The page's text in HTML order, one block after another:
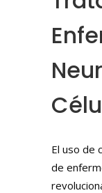
El uso de
de